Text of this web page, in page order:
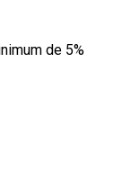
de 5%